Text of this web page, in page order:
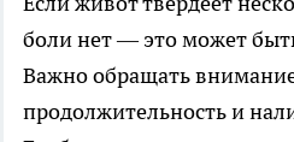
боли нет — это может
Важно обращать внимание
продолжительность и